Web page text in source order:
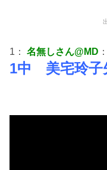
1： 名無しさん@MD
1中 美宅玲子